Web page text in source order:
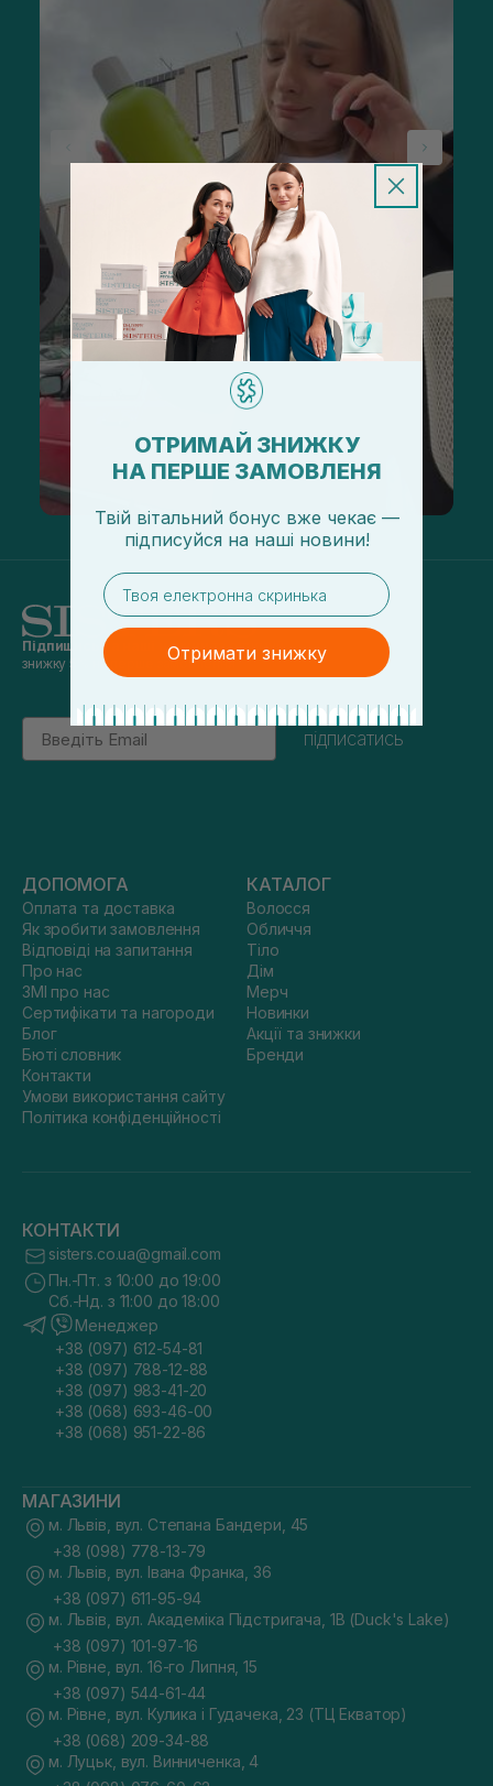
Підпишись на наші новинита отримуй
знижку 5% на перше замовлення
Email
підписатись
ДОПОМОГА
Оплата та доставка
Як зробити замовлення
Відповіді на запитання
Про нас
ЗМІ про нас
Сертифікати та нагороди
Блог
Бюті словник
Контакти
Умови використання сайту
Політика конфіденційності
КАТАЛОГ
Волосся
Обличчя
Тіло
Дім
Мерч
Новинки
Акції та знижки
Бренди
КОНТАКТИ
sisters.co.ua@gmail.com
Пн.-Пт. з 10:00 до 19:00
Сб.-Нд. з 11:00 до 18:00
Менеджер
+38 (097) 612-54-81
+38 (097) 788-12-88
+38 (097) 983-41-20
+38 (068) 693-46-00
+38 (068) 951-22-86
МАГАЗИНИ
м. Львів, вул. Степана Бандери, 45
+38 (098) 778-13-79
м. Львів, вул. Івана Франка, 36
+38 (097) 611-95-94
м. Львів, вул. Академіка Підстригача, 1В (Duck's Lake)
+38 (097) 101-97-16
м. Рівне, вул. 16-го Липня, 15
+38 (097) 544-61-44
м. Рівне, вул. Кулика і Гудачека, 23 (ТЦ Екватор)
+38 (068) 209-34-88
м. Луцьк, вул. Винниченка, 4
ОТРИМАЙ ЗНИЖКУ
НА ПЕРШЕ ЗАМОВЛЕНЯ
Твій вітальний бонус вже чекає —
підписуйся на наші новини!
email
Отримати знижку